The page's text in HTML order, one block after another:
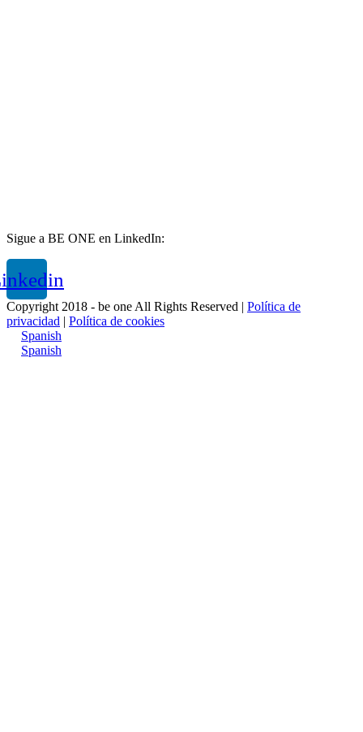
Sigue a BE ONE en LinkedIn:
Copyright 2018 - be one All Rights Reserved | Política de
privacidad | Política de cookies
Spanish
Spanish